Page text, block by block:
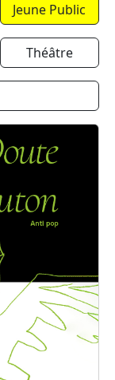
Jeune Public
Théâtre